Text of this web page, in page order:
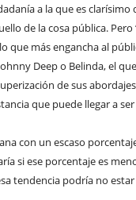
a la que es clarísimo
de la cosa pública. Pero
que más engancha al
Deep o Belinda, el
de sus
que puede llegar a
con un escaso
si ese porcentaje es
tendencia podría no estar